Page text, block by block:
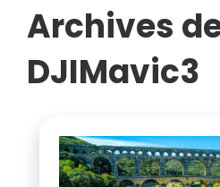
Archives
DJIMavic3